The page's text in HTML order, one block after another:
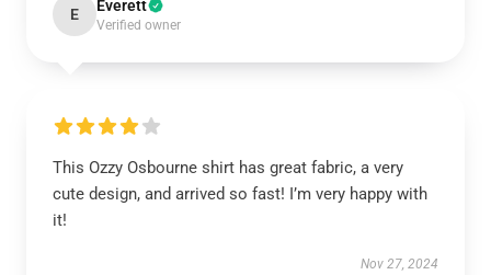
E Everett
Verified owner
This Ozzy Osbourne shirt has great fabric, a very
cute design, and arrived so fast! I’m very happy with
it!
Nov 27, 2024